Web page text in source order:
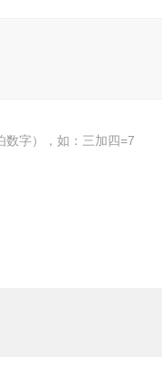
数字），如：三加四=7